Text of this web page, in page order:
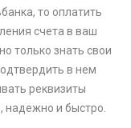
то оплатить
счета в ваш
только знать свои
в нем
реквизиты
надежно и быстро.